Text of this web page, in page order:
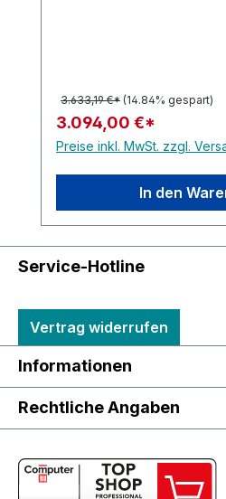
3.633,19 €* (14.84% gespart)
3.094,00 €*
Preise inkl. MwSt. zzgl.
In den
Service-Hotline
Vertrag widerrufen
Informationen
Rechtliche Angaben